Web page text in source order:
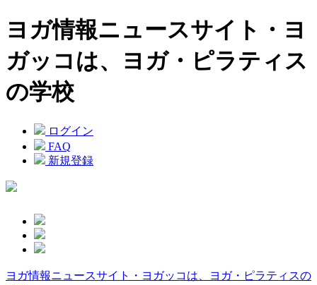
ヨガ情報ニュースサイト・ヨ
ガッコは、ヨガ・ピラティス
の学校
ログイン
FAQ
新規登録
ヨガ情報ニュースサイト・ヨガッコは、ヨガ・ピラティスの